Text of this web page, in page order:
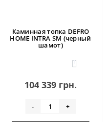
Каминная топка DEFRO
HOME INTRA SM (черный
шамот)
1
104 339 грн.
- +